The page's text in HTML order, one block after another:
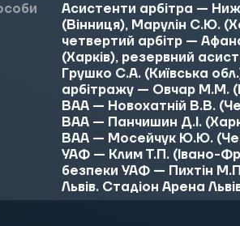
Асистенти арбітра —
(Вінниця), Марулін С.Ю.
четвертий арбітр —
(Харків), резервний
Грушко С.А. (Київська
арбітражу — Овчар М.М.
ВАА — Новохатній В.В.
ВАА — Панчишин Д.І.
ВАА — Мосейчук Ю.Ю.
УАФ — Клим Т.П. (Івано-
безпеки УАФ — Пихтін
Львів. Стадіон Арена